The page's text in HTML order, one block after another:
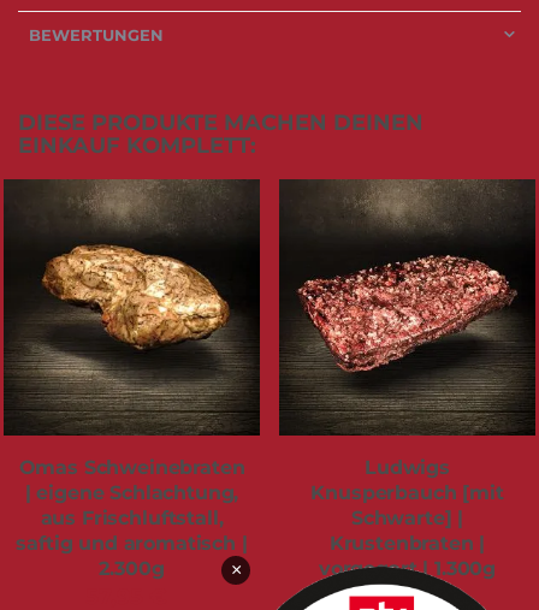
BEWERTUNGEN
DIESE PRODUKTE MACHEN DEINEN
EINKAUF KOMPLETT:
Omas Schweinebraten
| eigene Schlachtung,
aus Frischluftstall,
saftig und aromatisch |
2.300g
Ludwigs
Knusperbauch [mit
Schwarte] |
Krustenbraten |
vorgegart | 1.300g
46,25 €
×